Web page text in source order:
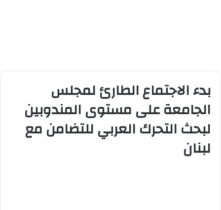
بدء الاجتماع الطارئ لمجلس
الجامعة على مستوى المندوبين
لبحث التحرك العربي للتضامن مع
لبنان